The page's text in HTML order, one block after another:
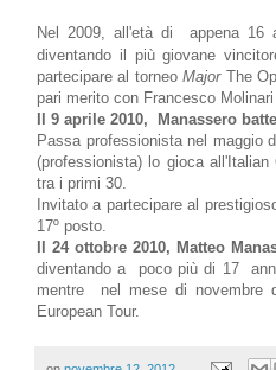
Nel 2009, all'età di appena 16
diventando il più giovane
partecipare al torneoMajorThe
pari merito con Francesco
Il 9 aprile 2010, Manassero
Passa professionista nel maggio
(professionista) lo gioca
tra i primi 30.
Invitato a partecipare al
17º posto.
Il 24 ottobre 2010, Matteo
diventando a poco più di 17
mentre nel mese di novembre
European Tour.